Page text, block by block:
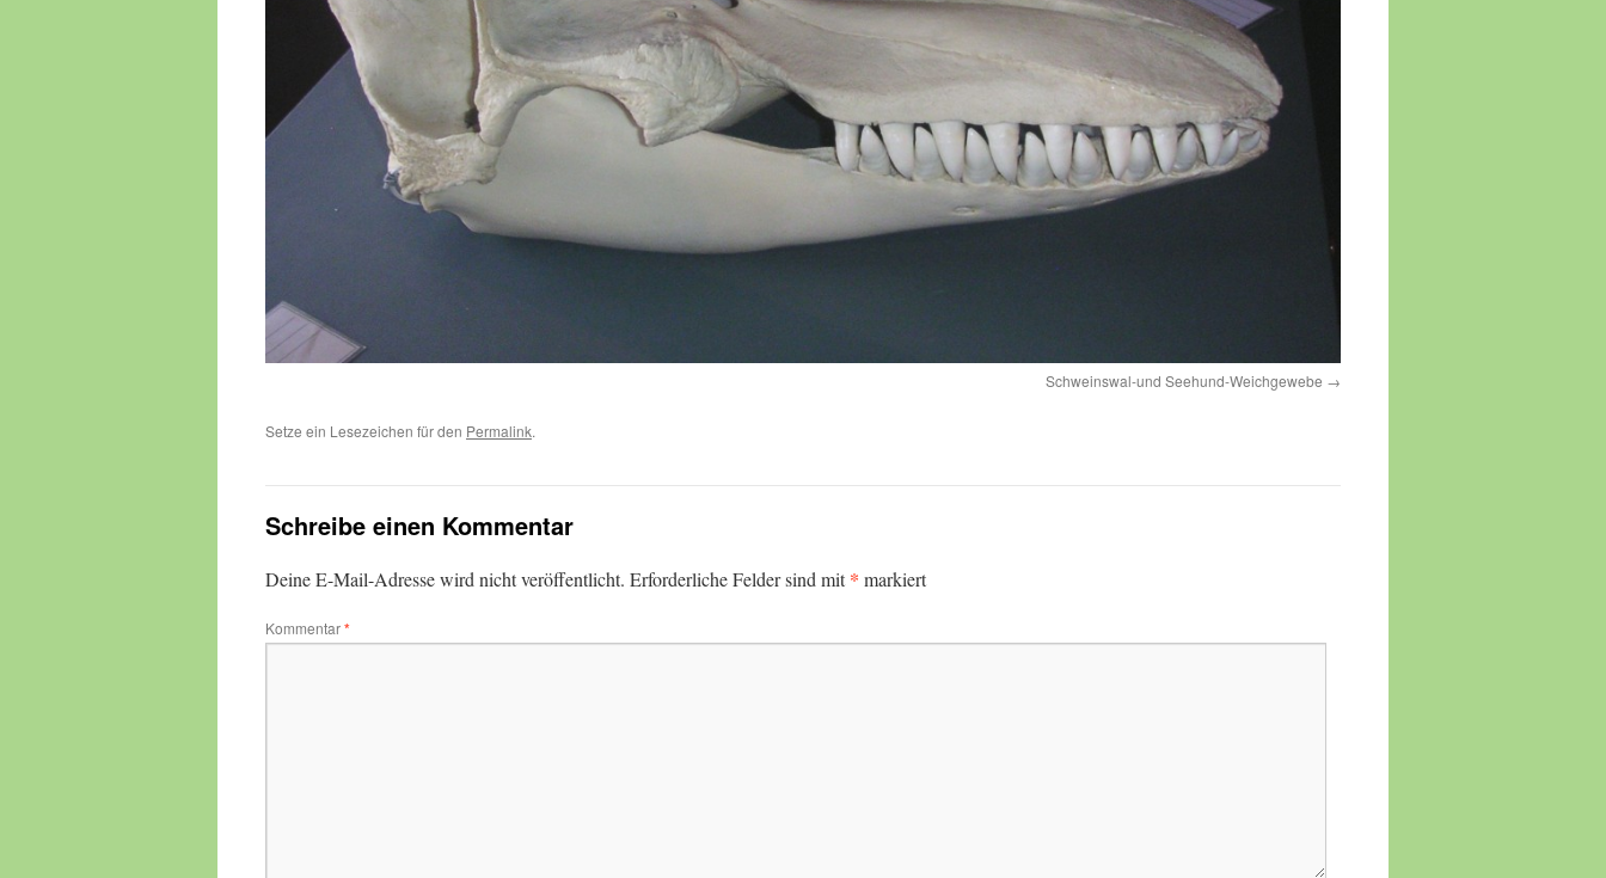
Schweinswal-und Seehund-Weichgewebe
Setze ein Lesezeichen für den Permalink.
Schreibe einen Kommentar
Deine E-Mail-Adresse wird nicht veröffentlicht. Erforderliche Felder sind mit* markiert
Kommentar*